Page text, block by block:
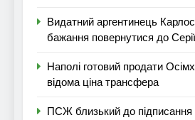
Видатний аргентинець
бажання повернутися до
Наполі готовий продати
відома ціна трансфера
ПСЖ близький до підписання